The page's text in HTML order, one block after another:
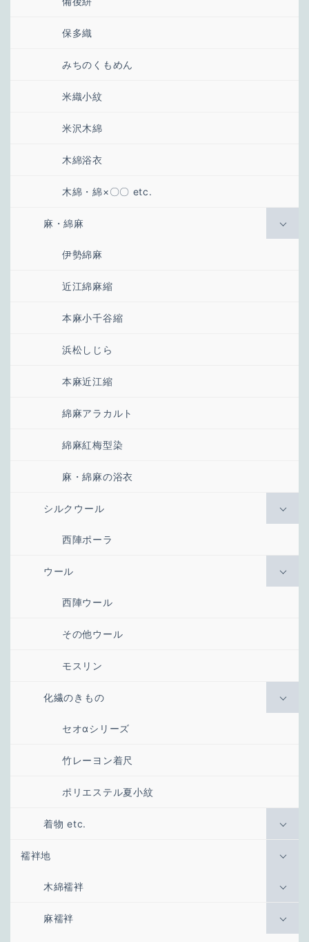
保多織
みちのくもめん
米織小紋
米沢木綿
木綿浴衣
木綿・綿×〇〇 etc.
麻・綿麻
伊勢綿麻
近江綿麻縮
本麻小千谷縮
浜松しじら
本麻近江縮
綿麻アラカルト
綿麻紅梅型染
麻・綿麻の浴衣
シルクウール
西陣ポーラ
ウール
西陣ウール
その他ウール
モスリン
化繊のきもの
セオαシリーズ
竹レーヨン着尺
ポリエステル夏小紋
着物 etc.
襦袢地
木綿襦袢
麻襦袢